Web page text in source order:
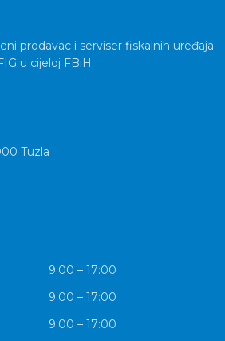
prodavac i serviser fiskalnih uređaja
u cijeloj FBiH.
Tuzla
9:00 – 17:00
9:00 – 17:00
9:00 – 17:00